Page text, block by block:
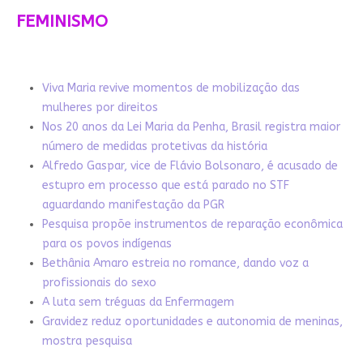
FEMINISMO
Viva Maria revive momentos de mobilização das
mulheres por direitos
Nos 20 anos da Lei Maria da Penha, Brasil registra maior
número de medidas protetivas da história
Alfredo Gaspar, vice de Flávio Bolsonaro, é acusado de
estupro em processo que está parado no STF
aguardando manifestação da PGR
Pesquisa propõe instrumentos de reparação econômica
para os povos indígenas
Bethânia Amaro estreia no romance, dando voz a
profissionais do sexo
A luta sem tréguas da Enfermagem
Gravidez reduz oportunidades e autonomia de meninas,
mostra pesquisa